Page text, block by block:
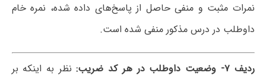
نمرات مثبت و منفی حاصل از پاسخ‌های داده شده، نمره خام
داوطلب در درس مذکور منفی شده است.
ردیف۷- وضعیت داوطلب در هر کد ضریب: نظر به اینکه بر